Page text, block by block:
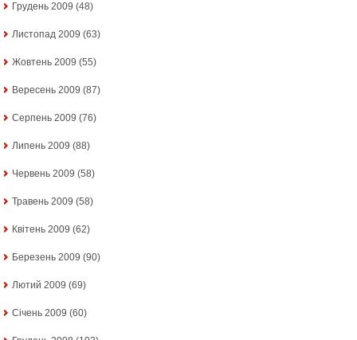
Грудень 2009 (48)
Листопад 2009 (63)
Жовтень 2009 (55)
Вересень 2009 (87)
Серпень 2009 (76)
Липень 2009 (88)
Червень 2009 (58)
Травень 2009 (58)
Квітень 2009 (62)
Березень 2009 (90)
Лютий 2009 (69)
Січень 2009 (60)